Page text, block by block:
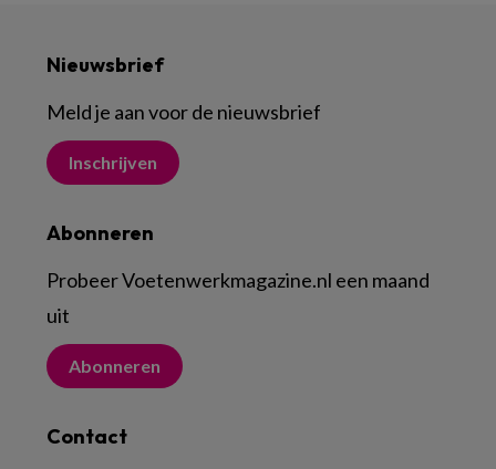
Nieuwsbrief
Meld je aan voor de nieuwsbrief
Inschrijven
Abonneren
Probeer Voetenwerkmagazine.nl een maand
uit
Abonneren
Contact